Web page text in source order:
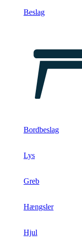
Beslag
Bordbeslag
Lys
Greb
Hængsler
Hjul